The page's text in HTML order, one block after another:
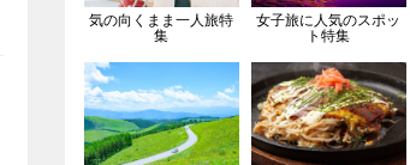
気の向くまま一人旅特
集
女子旅に人気のスポッ
ト特集